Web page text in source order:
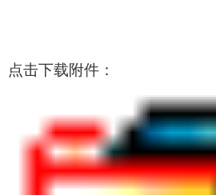
点击下载附件：